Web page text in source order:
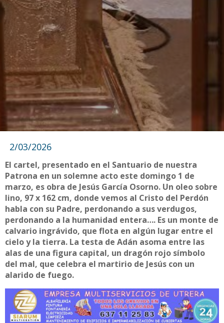
2/03/2026
El cartel, presentado en el Santuario de nuestra
Patrona en un solemne acto este domingo 1 de
marzo, es obra de Jesús García Osorno. Un oleo sobre
lino, 97 x 162 cm, donde vemos al Cristo del Perdón
habla con su Padre, perdonando a sus verdugos,
perdonando a la humanidad entera…. Es un monte de
calvario ingrávido, que flota en algún lugar entre el
cielo y la tierra. La testa de Adán asoma entre las
alas de una figura capital, un dragón rojo símbolo
del mal, que celebra el martirio de Jesús con un
alarido de fuego.